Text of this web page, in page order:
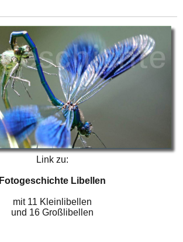
Link zu:
Fotogeschichte Libellen
mit 11 Kleinlibellen
und 16 Großlibellen